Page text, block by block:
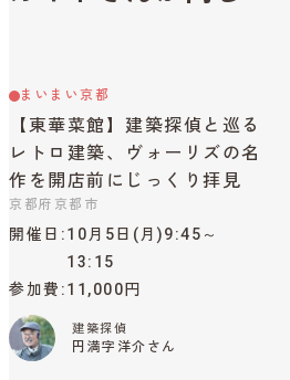
まいまい京都
【東華菜館】建築探偵と巡る
レトロ建築、ヴォーリズの名
作を開店前にじっくり拝見
京都府京都市
開催日
10月5日(月)9:45～
13:15
参加費 11,000円
建築探偵
円満字洋介さん